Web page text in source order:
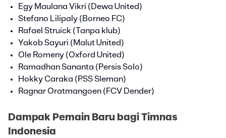
Egy Maulana Vikri (Dewa United)
Stefano Lilipaly (Borneo FC)
Rafael Struick (Tanpa klub)
Yakob Sayuri (Malut United)
Ole Romeny (Oxford United)
Ramadhan Sananta (Persis Solo)
Hokky Caraka (PSS Sleman)
Ragnar Oratmangoen (FCV Dender)
Dampak Pemain Baru bagi Timnas
Indonesia